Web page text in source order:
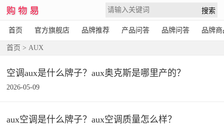
首页 官方旗舰店 品牌推荐 产品问答 品牌问答 品牌商
首页 > AUX
空调aux是什么牌子？aux奥克斯是哪里产的？
2026-05-09
aux空调是什么牌子？aux空调质量怎么样？